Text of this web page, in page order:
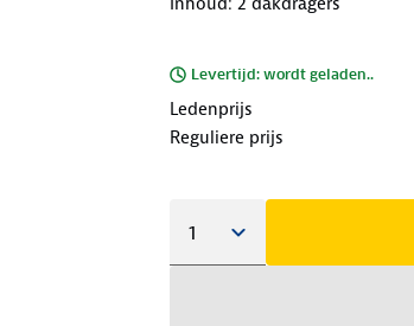
Levertijd: wordt geladen..
Ledenprijs
Reguliere prijs